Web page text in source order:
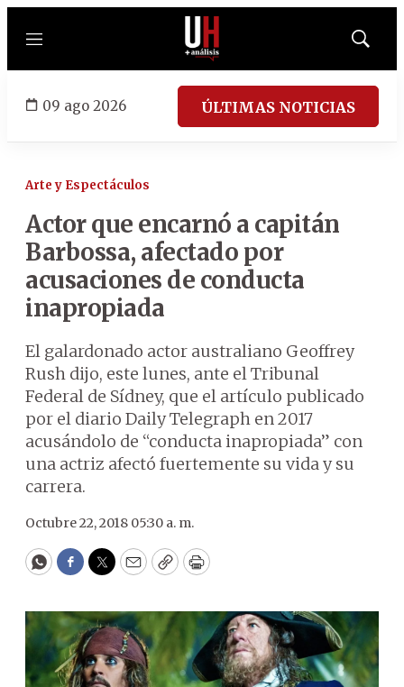
Menú
Mostrar
09 ago 2026 ÚLTIMAS NOTICIAS
Arte y Espectáculos
Actor que encarnó a capitán
Barbossa, afectado por
acusaciones de conducta
inapropiada
El galardonado actor australiano Geoffrey
Rush dijo, este lunes, ante el Tribunal
Federal de Sídney, que el artículo publicado
por el diario Daily Telegraph en 2017
acusándolo de “conducta inapropiada” con
una actriz afectó fuertemente su vida y su
carrera.
Octubre 22, 2018 05:30 a. m.
WhatsApp
Facebook
Twitter
EmailCopyPrint